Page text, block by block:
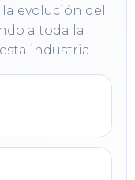
evolución del
a toda la
industria.